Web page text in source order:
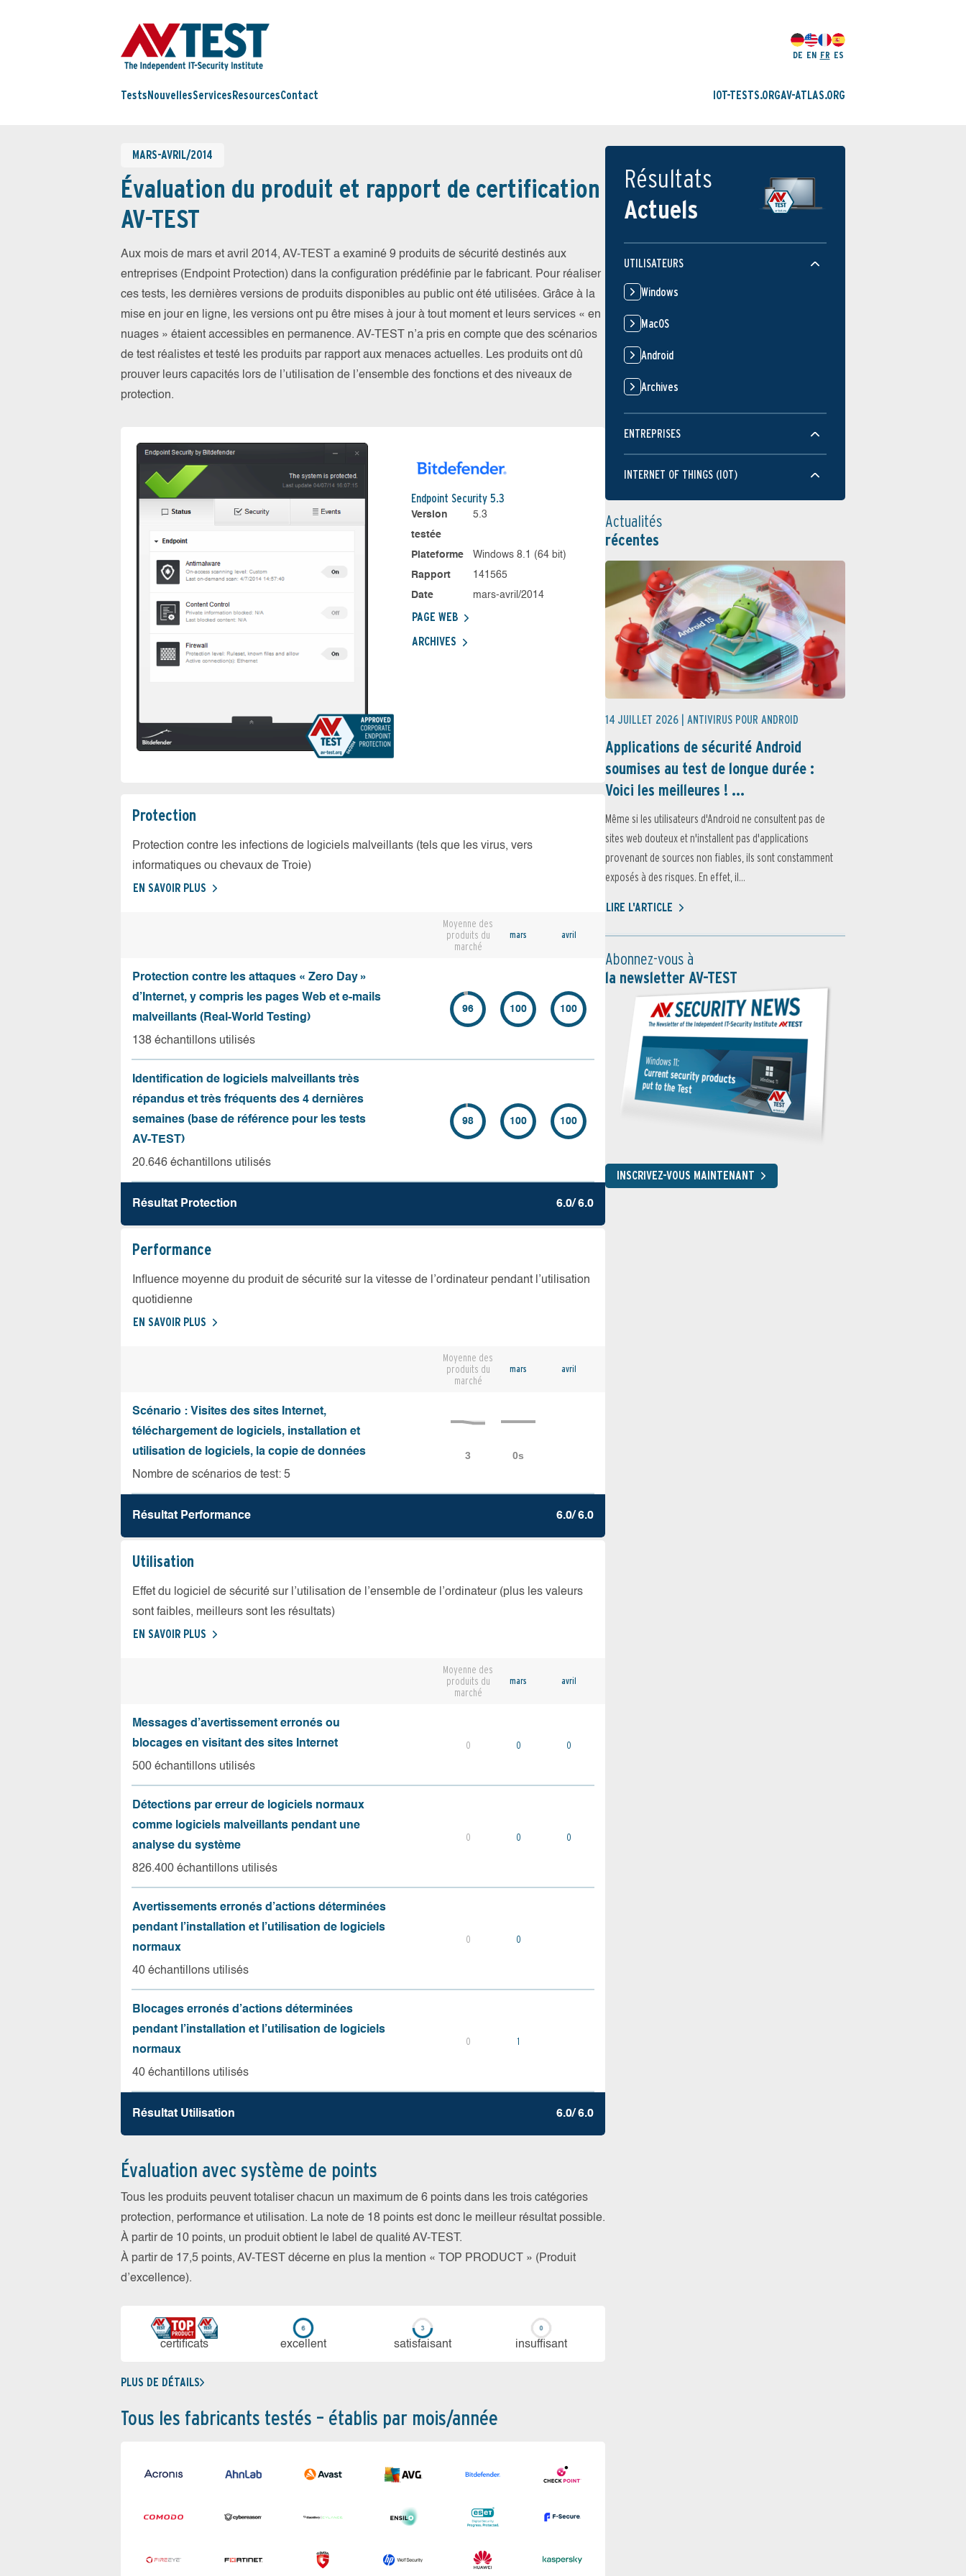
DE EN FR ES
Tests NouvellesServices ResourcesContact IOT-TESTS.ORGAV-ATLAS.ORG
MARS-AVRIL/2014
Évaluation du produit et rapport de certification
AV-TEST
Aux mois de mars et avril 2014, AV-TEST a examiné 9 produits de sécurité destinés aux
entreprises (Endpoint Protection) dans la configuration prédéfinie par le fabricant. Pour réaliser
ces tests, les dernières versions de produits disponibles au public ont été utilisées. Grâce à la
mise en jour en ligne, les versions ont pu être mises à jour à tout moment et leurs services « en
nuages » étaient accessibles en permanence. AV-TEST n’a pris en compte que des scénarios
de test réalistes et testé les produits par rapport aux menaces actuelles. Les produits ont dû
prouver leurs capacités lors de l’utilisation de l’ensemble des fonctions et des niveaux de
protection.
Endpoint Security 5.3
Version
testée
5.3
Plateforme
Windows 8.1 (64 bit)
Rapport
141565
Date
mars-avril/2014
PAGE WEB
ARCHIVES
Protection
Protection contre les infections de logiciels malveillants (tels que les virus, vers
informatiques ou chevaux de Troie)
EN SAVOIR PLUS
Moyenne des
produits du
marché
mars avril
Protection contre les attaques « Zero Day »
d’Internet, y compris les pages Web et e-mails
malveillants (Real-World Testing)
138 échantillons utilisés
96 100 100
Identification de logiciels malveillants très
répandus et très fréquents des 4 dernières
semaines (base de référence pour les tests
AV-TEST)
20.646 échantillons utilisés
98 100 100
Résultat Protection 6.0/ 6.0
Performance
Influence moyenne du produit de sécurité sur la vitesse de l’ordinateur pendant l’utilisation
quotidienne
EN SAVOIR PLUS
Moyenne des
produits du
marché
mars avril
Scénario : Visites des sites Internet,
téléchargement de logiciels, installation et
utilisation de logiciels, la copie de données
Nombre de scénarios de test: 5
Résultat Performance 6.0/ 6.0
Utilisation
Effet du logiciel de sécurité sur l’utilisation de l’ensemble de l’ordinateur (plus les valeurs
sont faibles, meilleurs sont les résultats)
EN SAVOIR PLUS
Moyenne des
produits du
marché
mars avril
Messages d’avertissement erronés ou
blocages en visitant des sites Internet
500 échantillons utilisés
0 0 0
Détections par erreur de logiciels normaux
comme logiciels malveillants pendant une
analyse du système
826.400 échantillons utilisés
0 0 0
Avertissements erronés d’actions déterminées
pendant l’installation et l’utilisation de logiciels
normaux
40 échantillons utilisés
0 0
Blocages erronés d’actions déterminées
pendant l’installation et l’utilisation de logiciels
normaux
40 échantillons utilisés
0 1
Résultat Utilisation 6.0/ 6.0
Évaluation avec système de points
Tous les produits peuvent totaliser chacun un maximum de 6 points dans les trois catégories
protection, performance et utilisation. La note de 18 points est donc le meilleur résultat possible.
À partir de 10 points, un produit obtient le label de qualité AV-TEST.
À partir de 17,5 points, AV-TEST décerne en plus la mention « TOP PRODUCT » (Produit
d’excellence).
certi­ficats ex­cellent sa­tis­fai­sant in­suf­fi­sant
PLUS DE DÉTAILS
Tous les fabricants testés – établis par mois/année
Résultats
Actuels
UTILISATEURS
Windows
MacOS
Android
Archives
ENTREPRISES
INTERNET OF THINGS (IOT)
Actualités
récentes
14 JUILLET 2026 | ANTIVIRUS POUR ANDROID
Applications de sécurité Android
soumises au test de longue durée :
Voici les meilleures ! ...
Même si les utilisateurs d'Android ne consultent pas de
sites web douteux et n'installent pas d'applications
provenant de sources non fiables, ils sont constamment
exposés à des risques. En effet, il...
LIRE L'ARTICLE
Abonnez-vous à
la newsletter AV-TEST
INSCRIVEZ-VOUS MAINTENANT